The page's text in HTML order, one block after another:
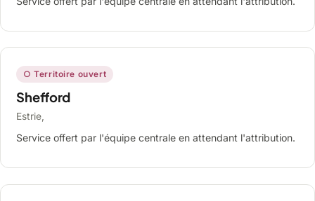
○ Territoire ouvert
Shefford
Estrie,
Service offert par l'équipe centrale en attendant l'attribution.